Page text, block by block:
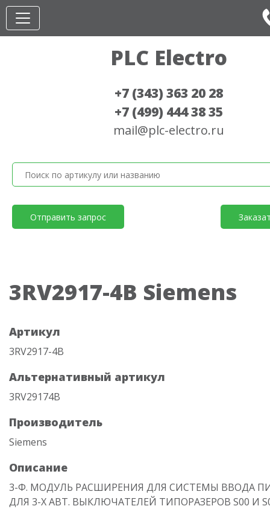
PLC Electro
+7 (343) 363 20 28
+7 (499) 444 38 35
mail@plc-electro.ru
Отправить запрос
3RV2917-4B Siemens
Артикул
3RV2917-4B
Альтернативный артикул
3RV29174B
Производитель
Siemens
Описание
3-Ф. МОДУЛЬ РАСШИРЕНИЯ ДЛЯ СИСТЕМЫ ВВОДА
ДЛЯ 3-Х АВТ. ВЫКЛЮЧАТЕЛЕЙ ТИПОРАЗЕРОВ S00 И